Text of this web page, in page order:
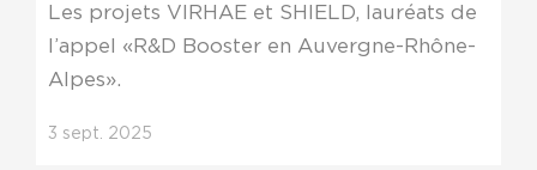
Les projets VIRHAE et SHIELD, lauréats de
l’appel «R&D Booster en Auvergne-Rhône-
Alpes».
3 sept. 2025